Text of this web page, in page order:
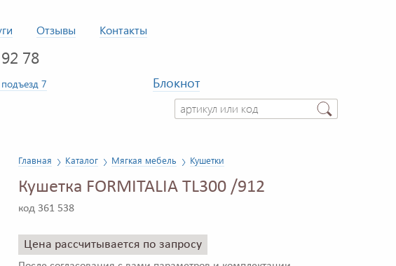
Отзывы Контакты
78
7
Блокнот
Главная Каталог Мягкая мебель Кушетки
Кушетка FORMITALIA TL300 /912
код 361 538
Цена рассчитывается по запросу